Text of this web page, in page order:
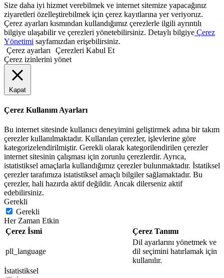
Size daha iyi hizmet verebilmek ve internet sitemize yapacağınız
ziyaretleri özelleştirebilmek için çerez kayıtlarına yer veriyoruz.
Çerez ayarları kısmından kullandığımız çerezlerle ilgili ayrıntılı
bilgiye ulaşabilir ve çerezleri yönetebilirsiniz. Detaylı bilgiye Çerez
Yönetimi sayfamızdan erişebilirsiniz.
Çerez ayarları
Çerezleri Kabul Et
Çerez izinlerini yönet
Kapat
Çerez Kullanım Ayarları
Bu internet sitesinde kullanıcı deneyimini geliştirmek adına bir takım
çerezler kullanılmaktadır. Kullanılan çerezler, işlevlerine göre
kategorizelendirilmiştir. Gerekli olarak kategorilendirilen çerezler
internet sitesinin çalışması için zorunlu çerezlerdir. Ayrıca,
istatistiksel amaçlarla kullandığımız çerezler bulunmaktadır. İstatiksel
çerezler tarafımıza istatistiksel amaçlı bilgiler sağlamaktadır. Bu
çerezler, hali hazırda aktif değildir. Ancak dilerseniz aktif
edebilirsiniz.
Gerekli
Gerekli
Her Zaman Etkin
Çerez İsmi
Çerez Tanımı
pll_language
Dil ayarlarını yönetmek ve
dil seçimini hatırlamak için
kullanılır.
İstatistiksel